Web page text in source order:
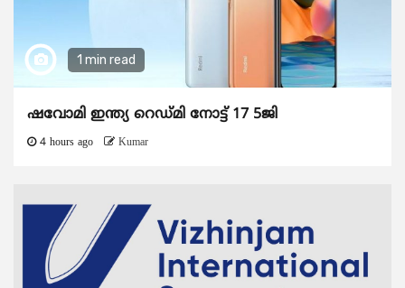
1 min read
ഷവോമി ഇന്ത്യ റെഡ്മി നോട്ട് 17 5ജി
4 hours ago Kumar